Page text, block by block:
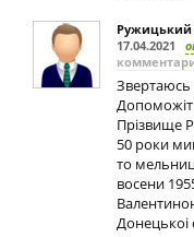
Ружицький
17.04.2021
Прізвище
50 роки
то
восени
Донецькоі